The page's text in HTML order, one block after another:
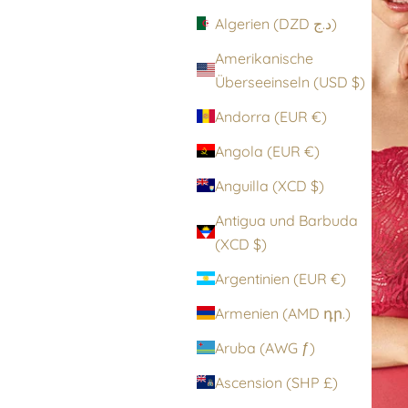
Algerien (DZD د.ج)
Amerikanische
Überseeinseln (USD $)
Andorra (EUR €)
Angola (EUR €)
Anguilla (XCD $)
Antigua und Barbuda
(XCD $)
Argentinien (EUR €)
Armenien (AMD դր.)
Aruba (AWG ƒ)
Ascension (SHP £)